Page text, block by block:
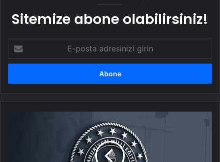
Sitemize abone olabilirsiniz!
posta
adresinizi